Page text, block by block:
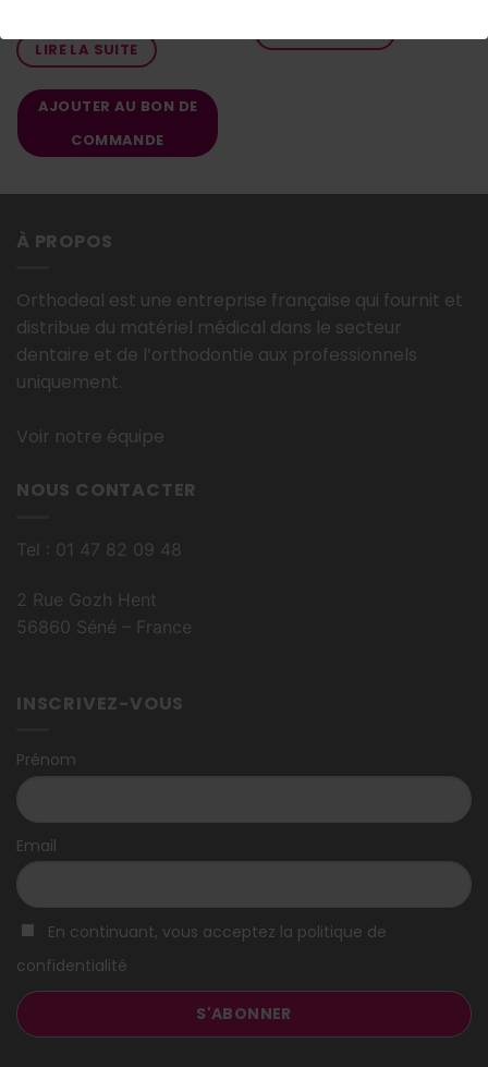
LIRE LA SUITE
AJOUTER AU BON DE
COMMANDE
À PROPOS
Orthodeal est une entreprise française qui fournit et
distribue du matériel médical dans le secteur
dentaire et de l’orthodontie aux professionnels
uniquement.
Voir notre équipe
NOUS CONTACTER
Tel : 01 47 82 09 48
2 Rue Gozh Hent
56860 Séné – France
INSCRIVEZ-VOUS
Prénom
Email
En continuant, vous acceptez la politique de
confidentialité